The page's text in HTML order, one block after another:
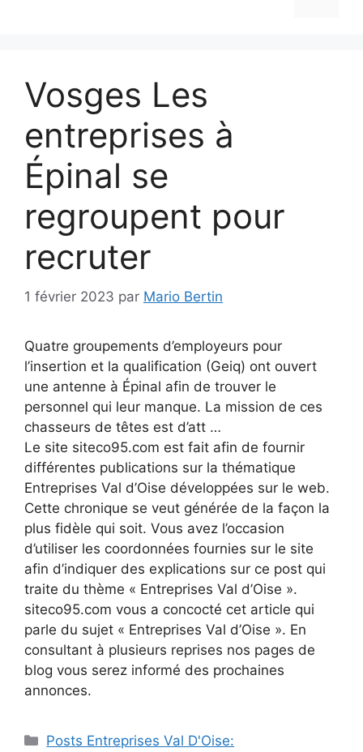
Vosges Les
entreprises à
Épinal se
regroupent pour
recruter
1 février 2023 par Mario Bertin
Quatre groupements d’employeurs pour
l’insertion et la qualification (Geiq) ont ouvert
une antenne à Épinal afin de trouver le
personnel qui leur manque. La mission de ces
chasseurs de têtes est d’att …
Le site siteco95.com est fait afin de fournir
différentes publications sur la thématique
Entreprises Val d’Oise développées sur le web.
Cette chronique se veut générée de la façon la
plus fidèle qui soit. Vous avez l’occasion
d’utiliser les coordonnées fournies sur le site
afin d’indiquer des explications sur ce post qui
traite du thème « Entreprises Val d’Oise ».
siteco95.com vous a concocté cet article qui
parle du sujet « Entreprises Val d’Oise ». En
consultant à plusieurs reprises nos pages de
blog vous serez informé des prochaines
annonces.
Catégories
Posts Entreprises Val D'Oise: